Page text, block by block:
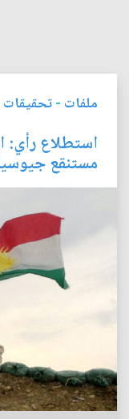
ملفات -تحقيقات
استطلاع رأي:
مستنقع